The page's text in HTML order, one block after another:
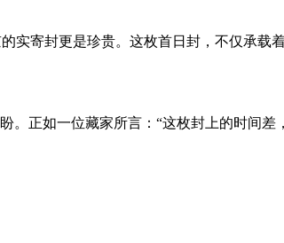
实寄封更是珍贵。这枚首日封，不仅承载
。正如一位藏家所言：“这枚封上的时间差